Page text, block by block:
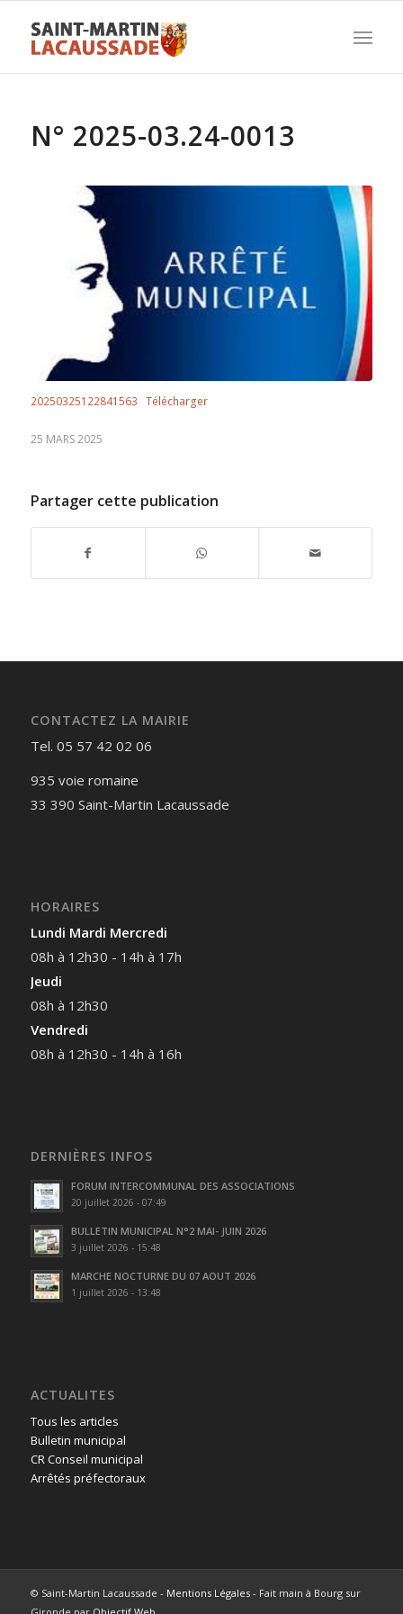
N° 2025-03.24-0013
20250325122841563 Télécharger
25 MARS 2025
Partager cette publication
CONTACTEZ LA MAIRIE
Tel. 05 57 42 02 06
935 voie romaine
33 390 Saint-Martin Lacaussade
HORAIRES
Lundi Mardi Mercredi
08h à 12h30 - 14h à 17h
Jeudi
08h à 12h30
Vendredi
08h à 12h30 - 14h à 16h
DERNIÈRES INFOS
FORUM INTERCOMMUNAL DES ASSOCIATIONS
20 juillet 2026 - 07:49
BULLETIN MUNICIPAL N°2 MAI- JUIN 2026
3 juillet 2026 - 15:48
MARCHE NOCTURNE DU 07 AOUT 2026
1 juillet 2026 - 13:48
ACTUALITES
Tous les articles
Bulletin municipal
CR Conseil municipal
Arrêtés préfectoraux
© Saint-Martin Lacaussade - Mentions Légales- Fait main à Bourg sur